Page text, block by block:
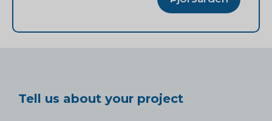
Tell us about your project